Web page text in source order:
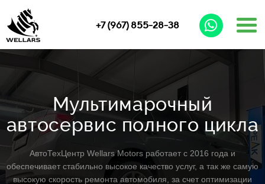
+7 (967) 855-28-38
Мультимарочный
автосервис полного цикла
АвтоТехЦентр Wellars Motors работает с 2016 года и
обеспечивает стабильно высокое качество услуг, а так же самую
высокую скорость ремонта автомобиля, за счет оптимизации